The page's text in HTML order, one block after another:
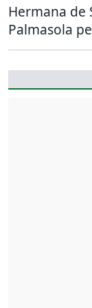
Hermana de
Palmasola